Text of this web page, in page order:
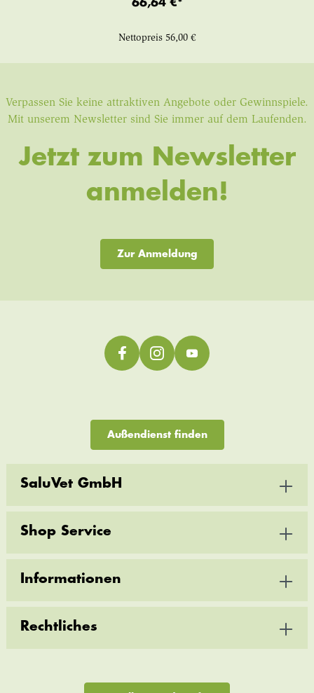
66,64 €*
Nettopreis 56,00 €
Verpassen Sie keine attraktiven Angebote oder Gewinnspiele.
Mit unserem Newsletter sind Sie immer auf dem Laufenden.
Jetzt zum Newsletter
anmelden!
Zur Anmeldung
Außendienst finden
SaluVet GmbH
Shop Service
Informationen
Rechtliches